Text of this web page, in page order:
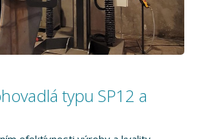
typu SP12 a